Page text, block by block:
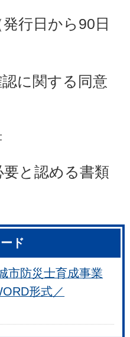
行日から90日
に関する同意
と認める書類
ド
市防災士育成事業
形式／